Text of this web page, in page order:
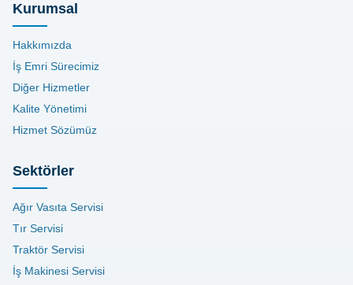
Kurumsal
Hakkımızda
İş Emri Sürecimiz
Diğer Hizmetler
Kalite Yönetimi
Hizmet Sözümüz
Sektörler
Ağır Vasıta Servisi
Tır Servisi
Traktör Servisi
İş Makinesi Servisi